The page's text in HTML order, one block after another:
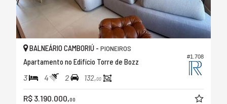
#1.708
BALNEÁRIO CAMBORIÚ - PIONEIROS
Apartamento no Edifício Torre de Bozz
3 4 2 132,00
R$ 3.190.000,00